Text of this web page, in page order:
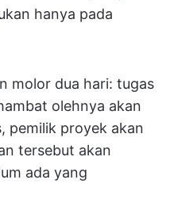
hanya pada
molor dua hari: tugas
olehnya akan
pemilik proyek akan
tersebut akan
ada yang